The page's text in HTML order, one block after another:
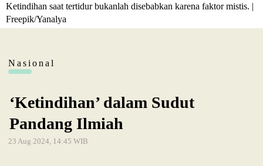
Ketindihan saat tertidur bukanlah disebabkan karena faktor mistis. |
Freepik/Yanalya
Nasional
‘Ketindihan’ dalam Sudut
Pandang Ilmiah
23 Aug 2024, 14:45 WIB